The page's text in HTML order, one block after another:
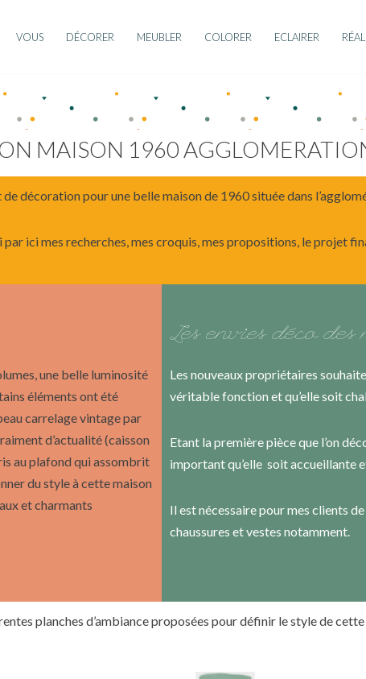
VOUS DÉCORER MEUBLER COLORER ECLAIRER
MAISON 1960
décoration pour une belle maison de 1960 située dans
par ici mes recherches, mes croquis, mes propositions, le projet
une belle luminosité
éléments ont été
carrelage vintage par
d’actualité (caisson
au plafond qui assombrit
du style à cette maison
et charmants
Les envies déco
Les nouveaux propriétaires
véritable fonction et qu’elle soit
Etant la première pièce que l’on
important qu’elle soit accueillante
Il est nécessaire pour mes clients
chaussures et vestes notamment.
planches d’ambiance proposées pour définir le style de